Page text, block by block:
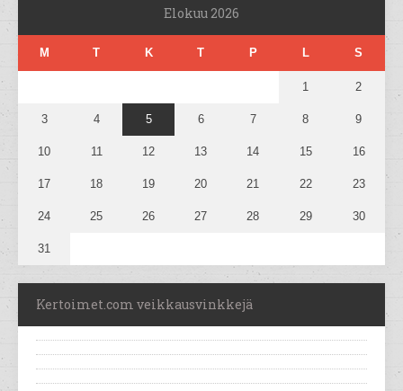
Elokuu 2026
M T K T P L S
1 2
3 4 5 6 7 8 9
10 11 12 13 14 15 16
17 18 19 20 21 22 23
24 25 26 27 28 29 30
31
Kertoimet.com veikkausvinkkejä